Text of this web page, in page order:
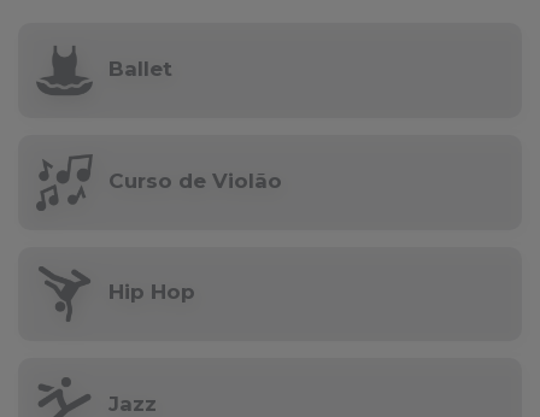
Ballet
Curso de Violão
Hip Hop
Jazz